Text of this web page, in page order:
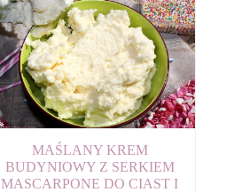
MAŚLANY KREM
BUDYNIOWY Z SERKIEM
MASCARPONE DO CIAST I